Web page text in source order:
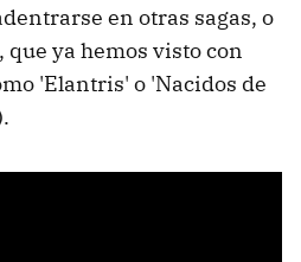
en otras sagas, o
ya hemos visto con
'Elantris' o 'Nacidos de